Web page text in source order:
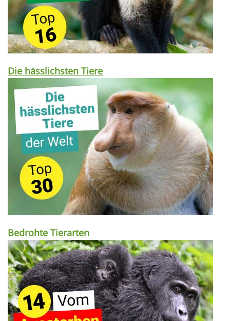
Die hässlichsten Tiere
Bedrohte Tierarten